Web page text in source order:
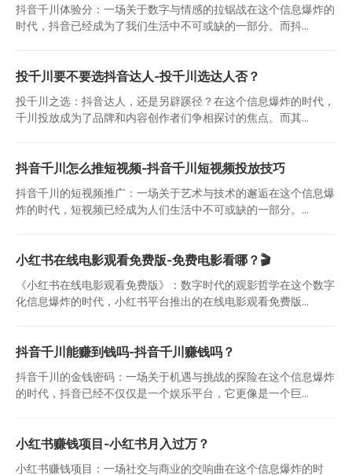
抖音千川体验分：一场关于数字与情感的拉锯战在这个信息爆炸的
时代，抖音已经成为了我们生活中不可或缺的一部分。而抖...
投千川要不要选抖音达人-投千川选达人否？
投千川之选：抖音达人，还是另辟蹊径？在这个信息爆炸的时代，
千川投放成为了品牌和内容创作者们争相探讨的焦点。而其...
抖音千川怎么推短视频-抖音千川短视频投放技巧
抖音千川的短视频推广：一场关于艺术与技术的邂逅在这个信息爆
炸的时代，短视频已经成为人们生活中不可或缺的一部分。...
小红书在线电影观看免费版-免费电影看哪？🎬
《小红书在线电影观看免费版》：数字时代的观影哲学在这个数字
化信息爆炸的时代，小红书平台推出的在线电影观看免费版...
抖音千川能赚到钱吗-抖音千川赚钱吗？
抖音千川的金钱密码：一场关于机遇与挑战的探险在这个信息爆炸
的时代，抖音已经不仅仅是一个娱乐平台，它更像是一个巨...
小红书赚钱项目-小红书月入过万？
小红书赚钱项目：一场社交与商业的交响曲在这个信息爆炸的时